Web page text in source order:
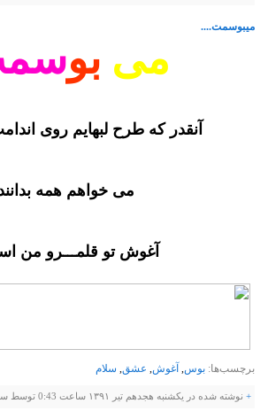
میبوسمت....
ﻣﯽ ﺑﻮ
ﺁﻧﻘﺪﺭ ﮐﻪ ﻃﺮﺡ ﻟﺒﻬﺎﯾﻢ ﺭﻭﯼ
ﻣﯽ ﺧﻮﺍﻫﻢ ﻫﻤﻪ
ﺁﻏﻮﺵ ﺗﻮ ﻗﻠﻤـــﺮﻭ ﻣﻦ
برچسب‌ها: بوس آغوش عشق سلام
+ نوشته شده در یکشنبه هجدهم تیر ۱۳۹۱ ساعت 0:43 توسط ســـروش |